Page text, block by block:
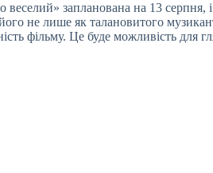
запланована на 13 серпня,
не лише як талановитого
фільму. Це буде можливість для